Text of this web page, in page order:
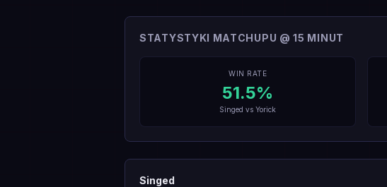
STATYSTYKI MATCHUPU @ 15 MINUT
WIN RATE
51.5%
Singed vs Yorick
Singed